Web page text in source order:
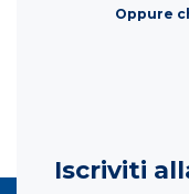
Oppure
Iscriviti